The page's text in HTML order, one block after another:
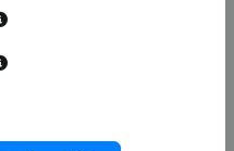
Slagerij Kees